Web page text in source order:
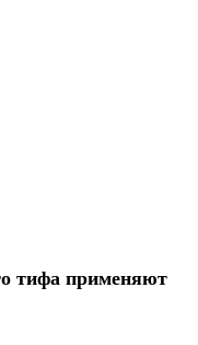
тифа применяют